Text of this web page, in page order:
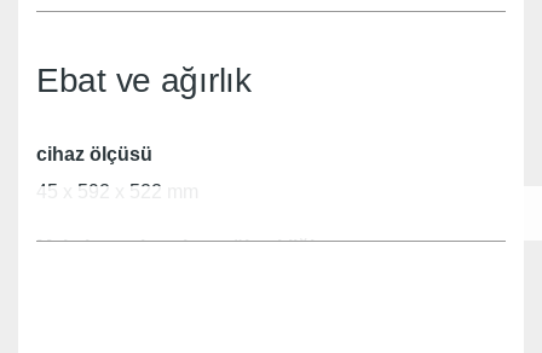
Ebat ve ağırlık
cihaz ölçüsü
45 x 592 x 522 mm
Maksimum kurulum yüksekliği